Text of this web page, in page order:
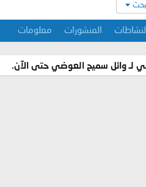
المنشورات معلومات
لـ وائل سميح العوضي حتى الآن.